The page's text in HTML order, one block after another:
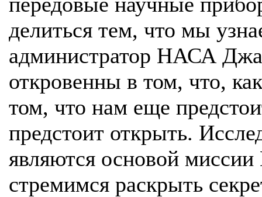
делиться тем, что мы
администратор НАСА
откровенны в том, что,
том, что нам еще
предстоит открыть.
являются основой
стремимся раскрыть